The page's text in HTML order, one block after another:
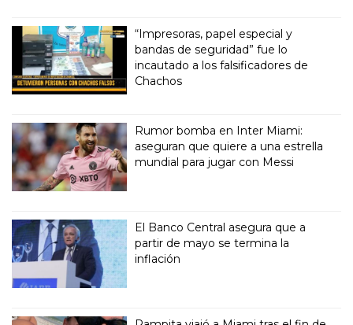
“Impresoras, papel especial y
bandas de seguridad” fue lo
incautado a los falsificadores de
Chachos
Rumor bomba en Inter Miami:
aseguran que quiere a una estrella
mundial para jugar con Messi
El Banco Central asegura que a
partir de mayo se termina la
inflación